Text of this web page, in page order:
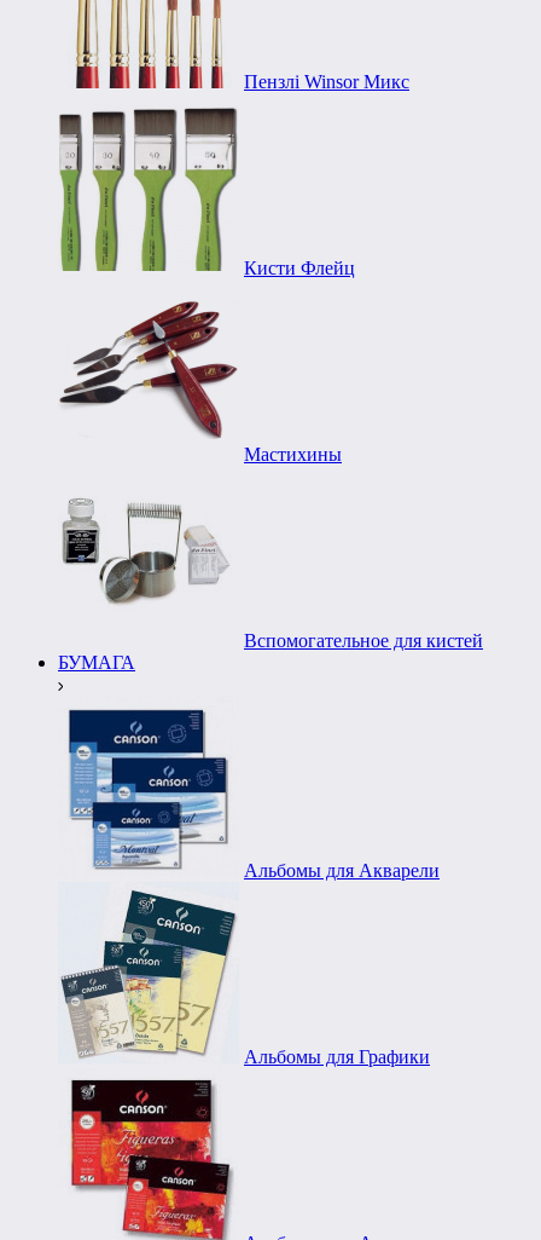
Пензлі Winsor Микс
Кисти Флейц
Мастихины
Вспомогательное для кистей
БУМАГА
Альбомы для Акварели
Альбомы для Графики